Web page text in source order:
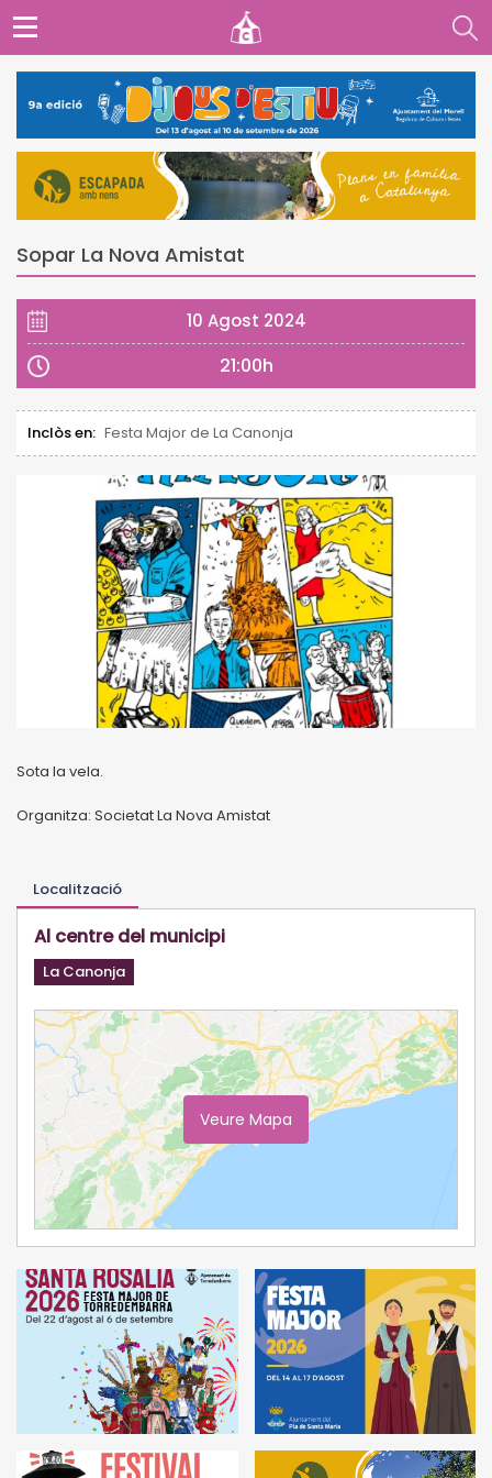
Sopar La Nova Amistat
10 Agost 2024
21:00h
Inclòs en: Festa Major de La Canonja
Sota la vela.
Organitza: Societat La Nova Amistat
Localització
Al centre del municipi
La Canonja
Veure Mapa